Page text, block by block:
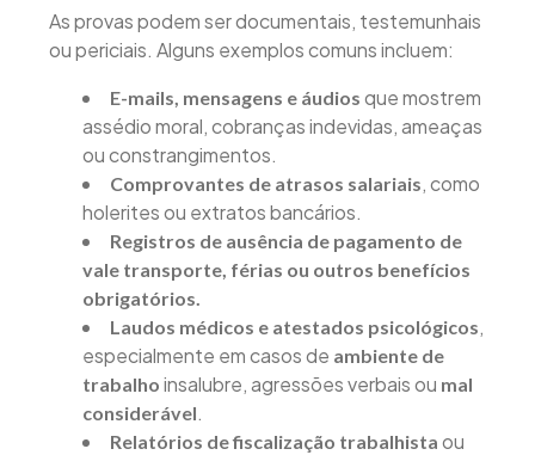
As provas podem ser documentais, testemunhais
ou periciais. Alguns exemplos comuns incluem:
E-mails, mensagens e áudios que mostrem
assédio moral, cobranças indevidas, ameaças
ou constrangimentos.
Comprovantes de atrasos salariais, como
holerites ou extratos bancários.
Registros de ausência de pagamento de
vale transporte, férias ou outros benefícios
obrigatórios.
Laudos médicos e atestados psicológicos,
especialmente em casos de ambiente de
trabalho insalubre, agressões verbais ou mal
considerável.
Relatórios de fiscalização trabalhista ou